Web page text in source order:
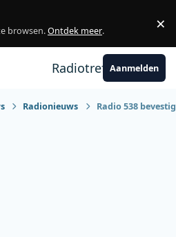
browsen.Ontdek meer. ×
RadiotrefpuntAanmelden
Radionieuws Radio 538